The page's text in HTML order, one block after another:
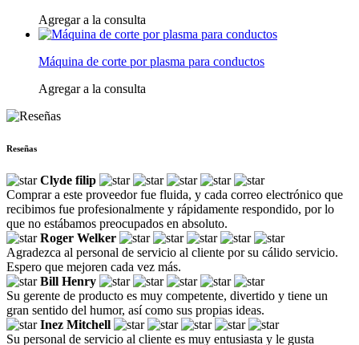
Agregar a la consulta
Máquina de corte por plasma para conductos
Agregar a la consulta
Reseñas
Clyde filip
Comprar a este proveedor fue fluida, y cada correo electrónico que
recibimos fue profesionalmente y rápidamente respondido, por lo
que no estábamos preocupados en absoluto.
Roger Welker
Agradezca al personal de servicio al cliente por su cálido servicio.
Espero que mejoren cada vez más.
Bill Henry
Su gerente de producto es muy competente, divertido y tiene un
gran sentido del humor, así como sus propias ideas.
Inez Mitchell
Su personal de servicio al cliente es muy entusiasta y le gusta